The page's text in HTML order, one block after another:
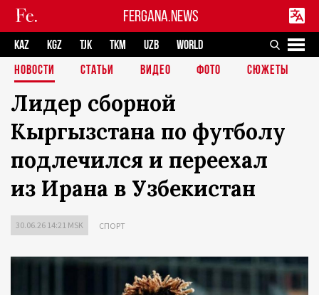
FERGANA.NEWS
KAZ KGZ TJK TKM UZB
WORLD
НОВОСТИ
СТАТЬИ ВИДЕО ФОТО СЮЖЕТЫ
Лидер сборной
Кыргызстана по футболу
подлечился и переехал
из Ирана в Узбекистан
30.06.26 14:21 MSK СПОРТ